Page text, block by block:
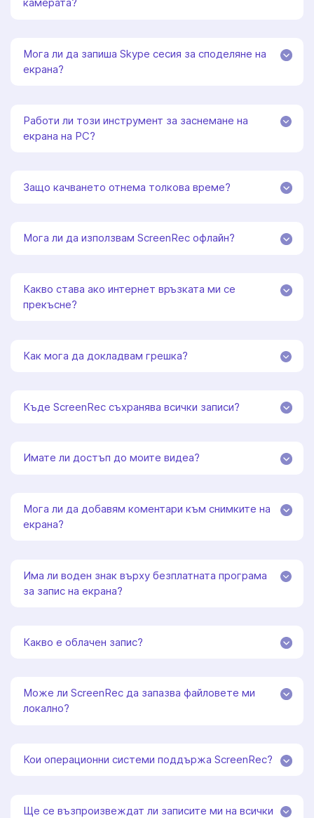
камерата?
Мога ли да запиша Skype сесия за споделяне на
екрана?
Работи ли този инструмент за заснемане на
екрана на PC?
Защо качването отнема толкова време?
Мога ли да използвам ScreenRec офлайн?
Какво става ако интернет връзката ми се
прекъсне?
Как мога да докладвам грешка?
Къде ScreenRec съхранява всички записи?
Имате ли достъп до моите видеа?
Мога ли да добавям коментари към снимките на
екрана?
Има ли воден знак върху безплатната програма
за запис на екрана?
Какво е облачен запис?
Може ли ScreenRec да запазва файловете ми
локално?
Кои операционни системи поддържа ScreenRec?
Ще се възпроизвеждат ли записите ми на всички